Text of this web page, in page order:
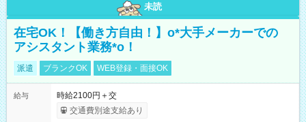
未読
在宅OK！【働き方自由！】o*大手メーカーでの
アシスタント業務*o！
派遣 ブランクOK WEB登録・面接OK
給与
時給2100円＋交
交通費別途支給あり